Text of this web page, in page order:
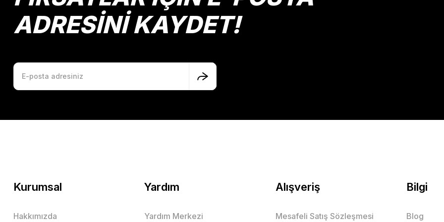
ADRESİNİ KAYDET!
Kurumsal
Hakkımızda
Yardım
Yardım Merkezi
Alışveriş
Mesafeli Satış Sözleşmesi
Bilgi
Blog